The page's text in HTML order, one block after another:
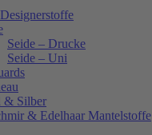
Seide – Drucke
Seide – Uni
& Silber
& Edelhaar Mantelstoffe